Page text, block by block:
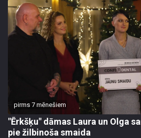
pirms 7 mēnešiem
"Ērkšķu" dāmas Laura un Olga
pie žilbinoša smaida